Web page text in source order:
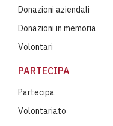
Donazioni aziendali
Donazioni in memoria
Volontari
PARTECIPA
Partecipa
Volontariato